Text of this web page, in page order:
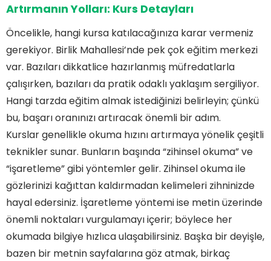
Artırmanın Yolları: Kurs Detayları
Öncelikle, hangi kursa katılacağınıza karar vermeniz
gerekiyor. Birlik Mahallesi’nde pek çok eğitim merkezi
var. Bazıları dikkatlice hazırlanmış müfredatlarla
çalışırken, bazıları da pratik odaklı yaklaşım sergiliyor.
Hangi tarzda eğitim almak istediğinizi belirleyin; çünkü
bu, başarı oranınızı artıracak önemli bir adım.
Kurslar genellikle okuma hızını artırmaya yönelik çeşitli
teknikler sunar. Bunların başında “zihinsel okuma” ve
“işaretleme” gibi yöntemler gelir. Zihinsel okuma ile
gözlerinizi kağıttan kaldırmadan kelimeleri zihninizde
hayal edersiniz. İşaretleme yöntemi ise metin üzerinde
önemli noktaları vurgulamayı içerir; böylece her
okumada bilgiye hızlıca ulaşabilirsiniz. Başka bir deyişle,
bazen bir metnin sayfalarına göz atmak, birkaç